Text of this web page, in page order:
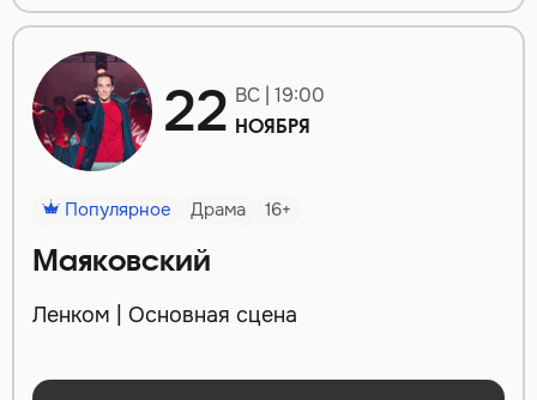
22 ВС | 19:00
НОЯБРЯ
Популярное Драма 16+
Маяковский
Ленком | Основная сцена